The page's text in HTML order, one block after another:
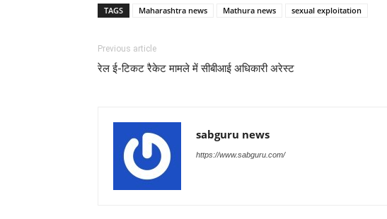
TAGS Maharashtra news Mathura news sexual exploitation
Previous article
रेल ई-टिकट रैकेट मामले में सीबीआई अधिकारी अरेस्ट
sabguru news
https://www.sabguru.com/